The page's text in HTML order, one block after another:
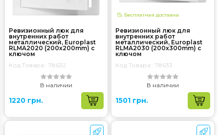
Ревизионный люк для
внутренних работ
металлический, Europlast
RLMA2020 (200x200mm) с
ключом
Код Товара:: 78632
В наличии
1220 грн.
Бесплатная доставка
Ревизионный люк для
внутренних работ
металлический, Europlast
RLMA2030 (200x300mm) с
ключом
Код Товара:: 78633
В наличии
1501 грн.